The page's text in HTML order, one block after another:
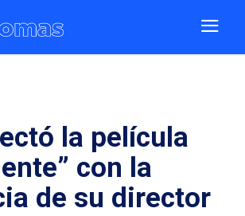
la película
con la
de su director